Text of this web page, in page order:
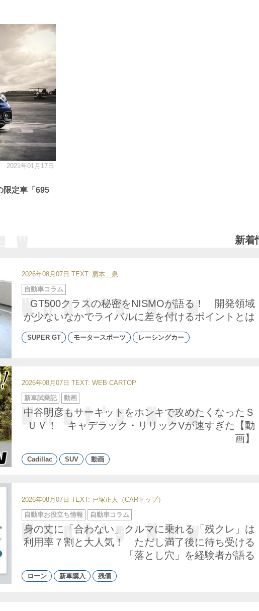
限定車「695
2021年01月17日
新着
2026年08月07日 TEXT: 廣本 泉
GT500クラスの秘密をNISMOが語る！ 開発領域
が少ないなかでライバルに差を付けるポイントとは
カ
テ
自動車コラム
SUPER GT モータースポーツ レーシングカー
2026年08月07日 TEXT: WEB CARTOP
中谷明彦もサーキットをホンキで攻めたくなったＳ
ＵＶ！ キャデラック・リリックVが速すぎた【動
画】
カ
テ
ゴ
リ
ー
新車試乗記 動画
Cadillac SUV 動画
2026年08月07日 TEXT: 戸塚正人（CARトップ）
身の丈に「合わない」クルマに乗れる「残クレ」は
利用率７割と大人気！ ただし満了後に待ち受ける
「落とし穴」を経験者が語る
カ
テ
ゴ
リ
ー
自動車お役立ち情報 自動車コラム
ローン 新車購入 残価